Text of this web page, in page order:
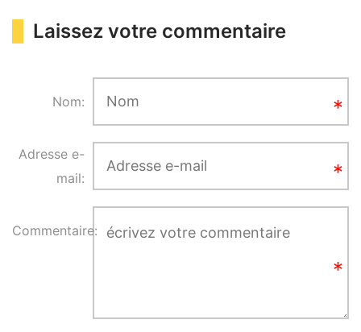
Laissez votre commentaire
Nom:
Adresse e-
mail:
Commentaire: